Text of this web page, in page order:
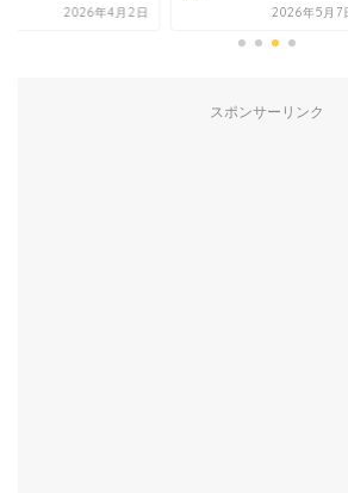
2026年4月2日 2026年5月7
スポンサーリンク